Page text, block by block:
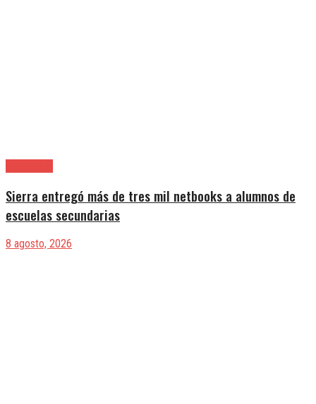
Sierra entregó más de tres mil netbooks a alumnos de
escuelas secundarias
8 agosto, 2026